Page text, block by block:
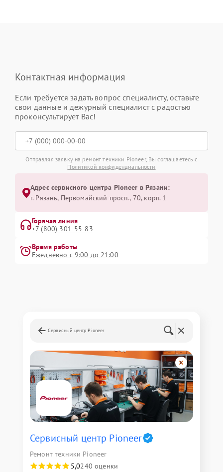
Контактная информация
Если требуется задать вопрос специалисту, оставьте
свои данные и дежурный специалист с радостью
проконсультирует Вас!
Отправляя заявку на ремонт техники Pioneer, Вы соглашаетесь с
Политикой конфиденциальности
Адрес сервисного центра Pioneer в Рязани:
г. Рязань, Первомайский просп., 70, корп. 1
Горячая линия
+7 (800) 301-55-83
Время работы
Ежедневно с 9:00 до 21:00
Сервисный центр Pioneer
Сервисный центр Pioneer
Ремонт техники Pioneer
5,0240 оценки